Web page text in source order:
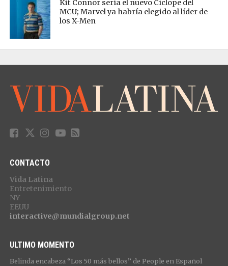
Kit Connor sería el nuevo Cíclope del
MCU; Marvel ya habría elegido al líder de
los X-Men
CONTACTO
Vida Latina
Entretenimiento
NY
EEUU
interactive@mundialgroup.net
ULTIMO MOMENTO
Belinda encabeza “Los 50 más bellos” de People en Español